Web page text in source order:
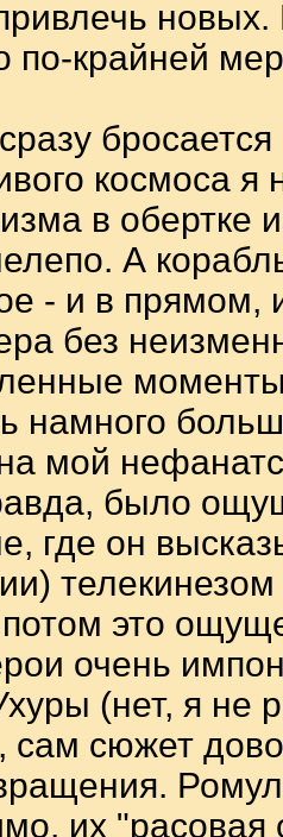
крайней
космоса
в обертке
А
- и в
без
намного
мой
было
где он
потом это
очень
(нет, я не
сам сюжет
их "расовая